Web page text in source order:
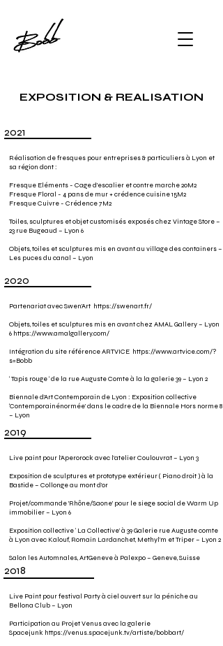
EXPOSITION & REALISATION
2021
Réalisation de fresques pour entreprises & particuliers à Lyon et
sa région dont :
Fresque Eléments - Cage d'escalier et contre marche 20M2
Fresque Floral - 4 pans de mur + crédence cuisine 15M2
Fresque Cuivre - Crédence 7M2
Toiles, sculptures et objet customisés exposés chez Vintage Store –
23 rue Bugeaud – Lyon 6
Objets, toiles et sculptures mis en avant au village des containers –
Les puces du canal – Lyon
2020
Partenariat avec Swen’Art https://swenart.fr/
Objets, toiles et sculptures mis en avant chez AMAL Gallery – Lyon
6 https://www.amalgallery.com/
Intégration du site référence ARTVICE https://www.artvice.com/?
s=Bobb
‘ Tapis rouge ‘ de la rue Auguste Comte à la la galerie 39 – Lyon 2
Biennale d’Art Contemporain de Lyon : Exposition collective
‘Contemporainénormée’ dans le cadre de la Biennale Hors norme 8
– Lyon
2019
Live Paint pour festival Party à ciel ouvert sur la péniche au
Bellona Club – Lyon
Participation au Projet Venus avec la galerie
Spacejunk https://venus.spacejunk.tv/artiste/bobbart/
2018
Live paint pour l’Aperorock avec l’atelier Coulouvrat – Lyon 3
Exposition de sculptures et prototype extérieur ( Piano droit ) à la
Bastide – Collonge au mont d’or
Projet/commande 'Rhône/Saone' pour le siege social de Warm Up
immobilier – Lyon 6
Exposition collective ‘ La Collective’ à 39 Galerie rue Auguste comte
à Lyon avec Kalouf, Romain Lardanchet, Methyl’m et Triper – Lyon 2
Salon les Automnales, ArtGeneve à Palexpo – Geneve, Suisse